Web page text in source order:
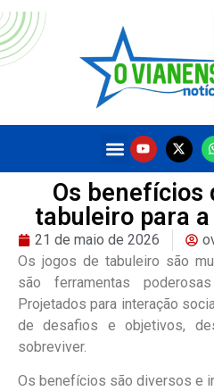
Os benefícios
tabuleiro para a
21 de maio de 2026
Os jogos de tabuleiro são
são ferramentas
Projetados para interação
de desafios e objetivos,
sobreviver.
Os benefícios são diversos e